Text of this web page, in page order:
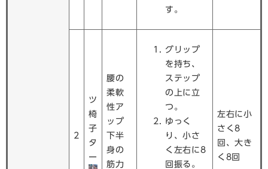
す。
2
ツ
椅
子
タ
ー
腰の
柔軟
性ア
ップ
下半
身の
筋力
グリップ
を持ち、
ステップ
の上に立
つ。
ゆっく
り、小さ
く左右に8
回振る。
左右に小
さく8
回、大き
く8回